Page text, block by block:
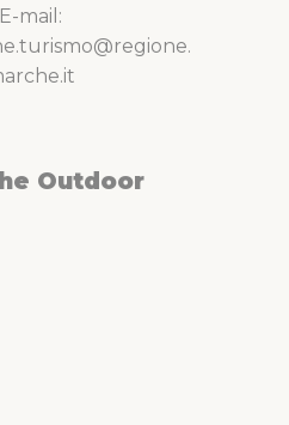
E-mail:
Outdoor